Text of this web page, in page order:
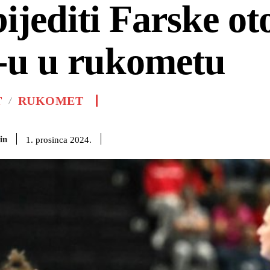
Farske
u rukometu
RUKOMET
1. prosinca 2024.